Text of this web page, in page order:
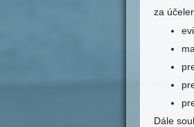
za
Dále